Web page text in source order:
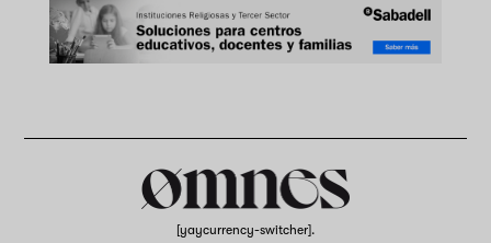
[yaycurrency-switcher].